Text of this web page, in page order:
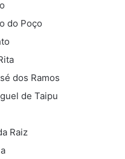
do Poço
dos Ramos
de Taipu
Raiz